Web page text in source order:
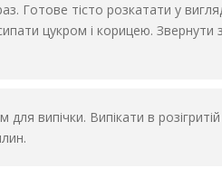
Готове тісто розкатати у
цукром і корицею. Звернути
випічки. Випікати в